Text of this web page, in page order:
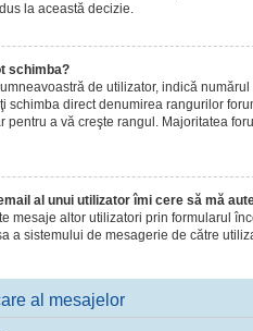
la această decizie.
schimba?
de utilizator, indică
schimba direct denumirea rangurilor
pentru a vă creşte rangul. Majoritatea
al unui utilizator îmi cere să mă
mesaje altor utilizatori prin formularul
a sistemului de mesagerie de către
al mesajelor